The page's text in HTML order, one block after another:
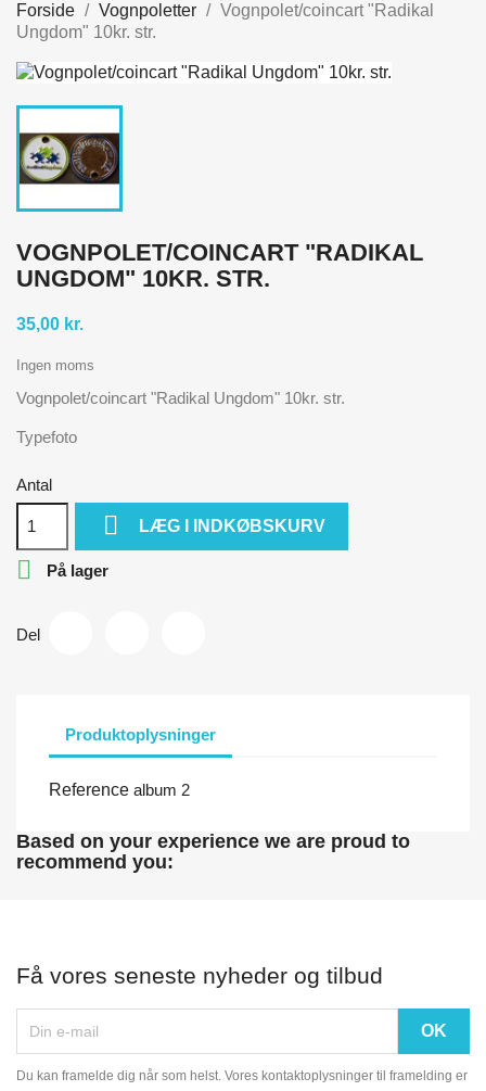
Forside Vognpoletter
Vognpolet/coincart "Radikal
Ungdom" 10kr. str.
VOGNPOLET/COINCART "RADIKAL
UNGDOM" 10KR. STR.
35,00 kr.
Ingen moms
Vognpolet/coincart "Radikal Ungdom" 10kr. str.
Typefoto
Antal
 LÆG I INDKØBSKURV
 På lager
Del
Produktoplysninger
Reference album 2
Based on your experience we are proud to
recommend you:
Få vores seneste nyheder og tilbud
Du kan framelde dig når som helst. Vores kontaktoplysninger til framelding er